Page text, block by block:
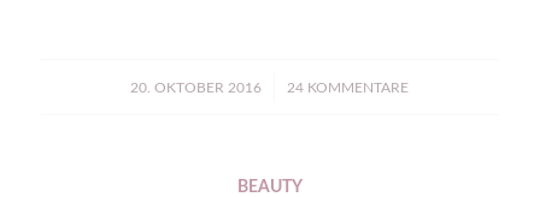
20. OKTOBER 2016
/ 24 KOMMENTARE
BEAUTY